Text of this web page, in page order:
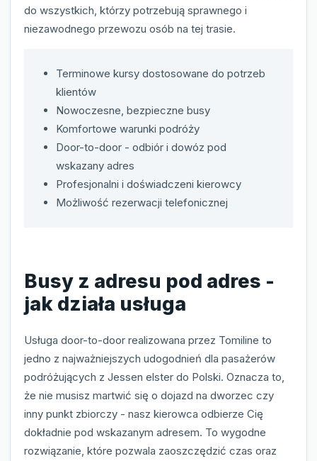
do wszystkich, którzy potrzebują sprawnego i
niezawodnego przewozu osób na tej trasie.
Terminowe kursy dostosowane do potrzeb
klientów
Nowoczesne, bezpieczne busy
Komfortowe warunki podróży
Door-to-door - odbiór i dowóz pod
wskazany adres
Profesjonalni i doświadczeni kierowcy
Możliwość rezerwacji telefonicznej
Busy z adresu pod adres -
jak działa usługa
Usługa door-to-door realizowana przez Tomiline to
jedno z najważniejszych udogodnień dla pasażerów
podróżujących z Jessen elster do Polski. Oznacza to,
że nie musisz martwić się o dojazd na dworzec czy
inny punkt zbiorczy - nasz kierowca odbierze Cię
dokładnie pod wskazanym adresem. To wygodne
rozwiązanie, które pozwala zaoszczędzić czas oraz